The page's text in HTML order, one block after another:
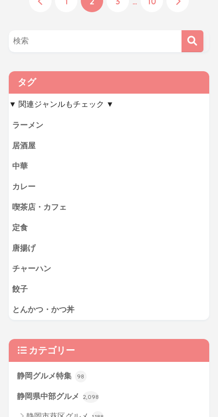
タグ
▼ 関連ジャンルもチェック ▼
ラーメン
居酒屋
中華
カレー
喫茶店・カフェ
定食
唐揚げ
チャーハン
餃子
とんかつ・かつ丼
カテゴリー
静岡グルメ特集 98
静岡県中部グルメ 2,098